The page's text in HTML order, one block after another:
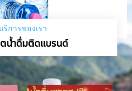
ริการของเรา
น้ำดื่มติดแบรนด์